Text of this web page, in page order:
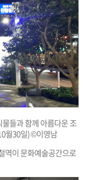
들과 함께 아름다운 조
월30일) ©이영남
역이 문화예술공간으로